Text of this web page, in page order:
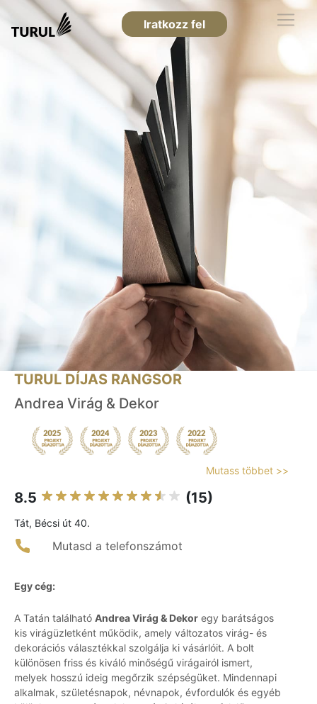
Iratkozz fel
TURUL DÍJAS RANGSOR
Andrea Virág & Dekor
Mutass többet >>
8.5 (15)
Tát, Bécsi út 40.
Mutasd a telefonszámot
Egy cég:
A Tatán található Andrea Virág & Dekor egy barátságos
kis virágüzletként működik, amely változatos virág- és
dekorációs választékkal szolgálja ki vásárlóit. A bolt
különösen friss és kiváló minőségű virágairól ismert,
melyek hosszú ideig megőrzik szépségüket. Mindennapi
alkalmak, születésnapok, névnapok, évfordulók és egyéb